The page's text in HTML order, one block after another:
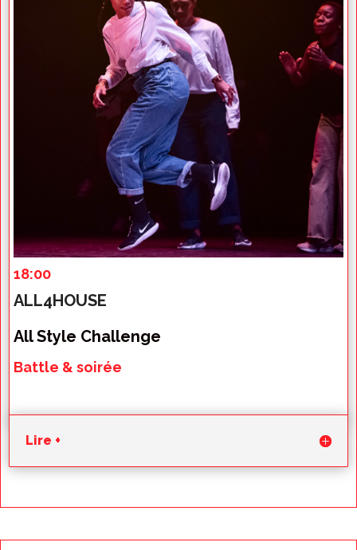
18:00
ALL4HOUSE
All Style Challenge
Battle & soirée
Lire +